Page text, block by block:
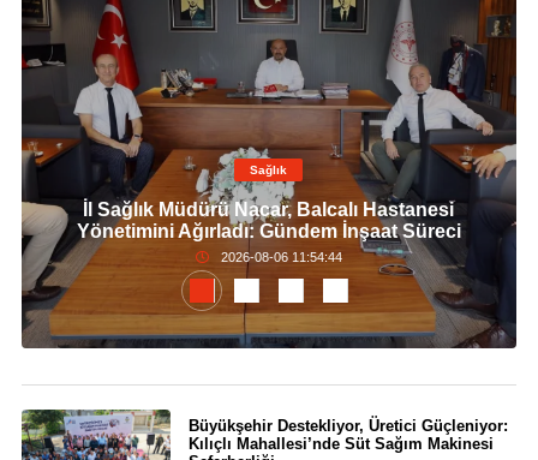
Sağlık
İl Sağlık Müdürü Nacar, Balcalı Hastanesi
Yönetimini Ağırladı: Gündem İnşaat Süreci
2026-08-06 11:54:44
Büyükşehir Destekliyor, Üretici Güçleniyor:
Kılıçlı Mahallesi’nde Süt Sağım Makinesi